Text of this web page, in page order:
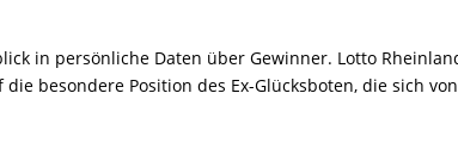
in persönliche Daten über Gewinner. Lotto
besondere Position des Ex-Glücksboten, die sich